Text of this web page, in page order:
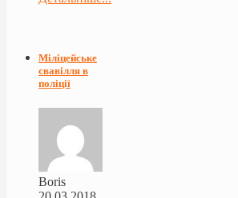
Міліцейське
свавілля в
поліції
Boris